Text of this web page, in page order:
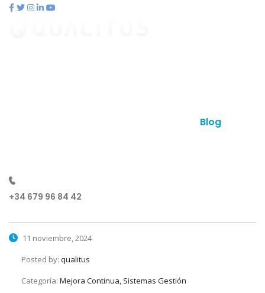
Blog
+34 679 96 84 42
11 noviembre, 2024
Posted by: qualitus
Categoría: Mejora Continua, Sistemas Gestión